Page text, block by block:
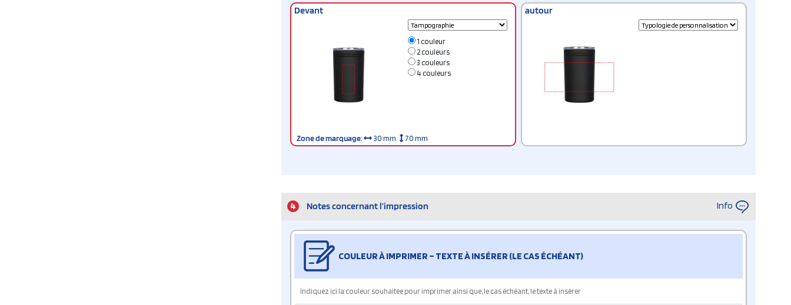
Devant
1 couleur
2 couleurs
3 couleurs
4 couleurs
Zone de marquage: 30 mm 70 mm
autour
4 Notes concernant l’impression Info
COULEUR À IMPRIMER – TEXTE À INSÉRER (LE CAS ÉCHÉANT)
Indiquez ici la couleur souhaitée pour imprimer ainsi que, le cas échéant, le texte à insérer